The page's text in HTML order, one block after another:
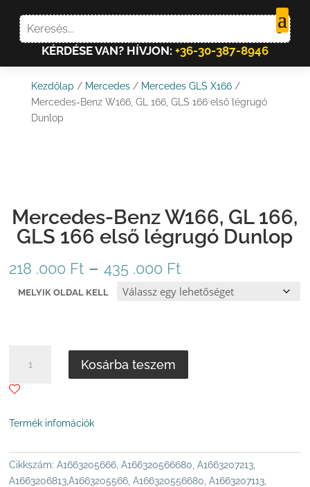
KÉRDÉSE VAN? HÍVJON: +36-30-387-8946
Kezdőlap / Mercedes/ Mercedes GLS X166/
Mercedes-Benz W166, GL 166, GLS 166 első légrugó
Dunlop
Mercedes-Benz W166, GL 166,
GLS 166 első légrugó Dunlop
218 .000 Ft – 435 .000 FtÁrtartomány:
218
.000 Ft
.000 Ft
MELYIK OLDAL KELL
BENZ
W166,
ELSŐ
LÉGRUGÓ
Kosárba teszem
Termék infomációk
Cikkszám:A1663205666, A166320566680, A1663207213,
A1663206813,A1663205566, A166320556680, A1663207113,